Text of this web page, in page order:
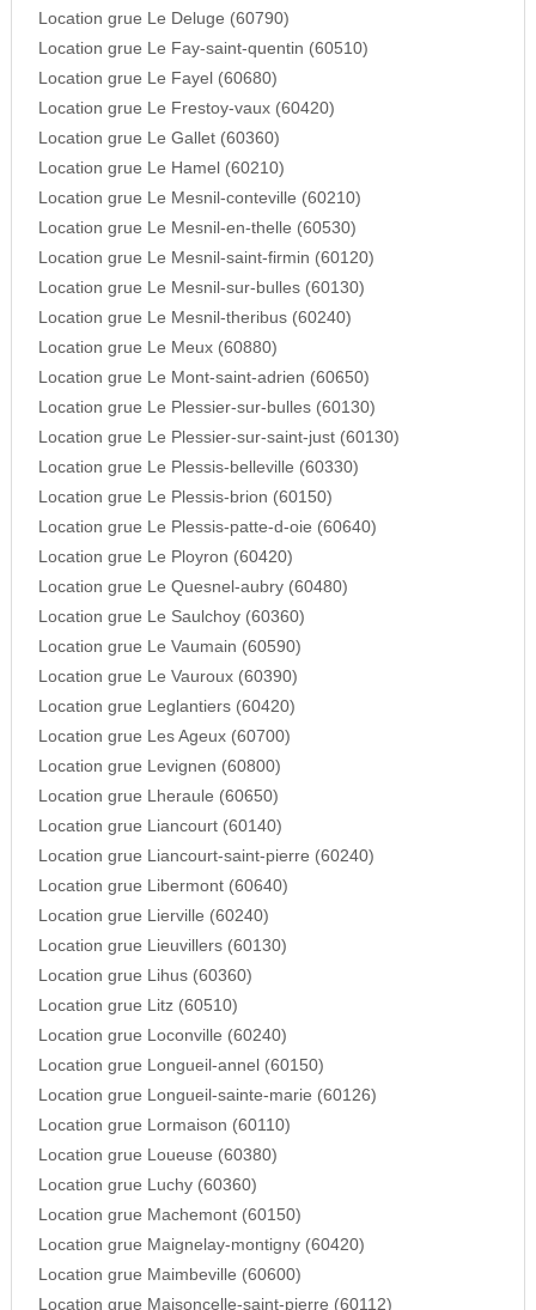
Location grue Le Deluge (60790)
Location grue Le Fay-saint-quentin (60510)
Location grue Le Fayel (60680)
Location grue Le Frestoy-vaux (60420)
Location grue Le Gallet (60360)
Location grue Le Hamel (60210)
Location grue Le Mesnil-conteville (60210)
Location grue Le Mesnil-en-thelle (60530)
Location grue Le Mesnil-saint-firmin (60120)
Location grue Le Mesnil-sur-bulles (60130)
Location grue Le Mesnil-theribus (60240)
Location grue Le Meux (60880)
Location grue Le Mont-saint-adrien (60650)
Location grue Le Plessier-sur-bulles (60130)
Location grue Le Plessier-sur-saint-just (60130)
Location grue Le Plessis-belleville (60330)
Location grue Le Plessis-brion (60150)
Location grue Le Plessis-patte-d-oie (60640)
Location grue Le Ployron (60420)
Location grue Le Quesnel-aubry (60480)
Location grue Le Saulchoy (60360)
Location grue Le Vaumain (60590)
Location grue Le Vauroux (60390)
Location grue Leglantiers (60420)
Location grue Les Ageux (60700)
Location grue Levignen (60800)
Location grue Lheraule (60650)
Location grue Liancourt (60140)
Location grue Liancourt-saint-pierre (60240)
Location grue Libermont (60640)
Location grue Lierville (60240)
Location grue Lieuvillers (60130)
Location grue Lihus (60360)
Location grue Litz (60510)
Location grue Loconville (60240)
Location grue Longueil-annel (60150)
Location grue Longueil-sainte-marie (60126)
Location grue Lormaison (60110)
Location grue Loueuse (60380)
Location grue Luchy (60360)
Location grue Machemont (60150)
Location grue Maignelay-montigny (60420)
Location grue Maimbeville (60600)
Location grue Maisoncelle-saint-pierre (60112)